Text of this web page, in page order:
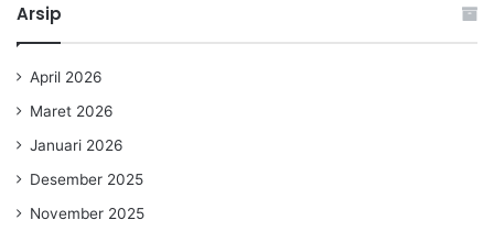
Arsip
April 2026
Maret 2026
Januari 2026
Desember 2025
November 2025